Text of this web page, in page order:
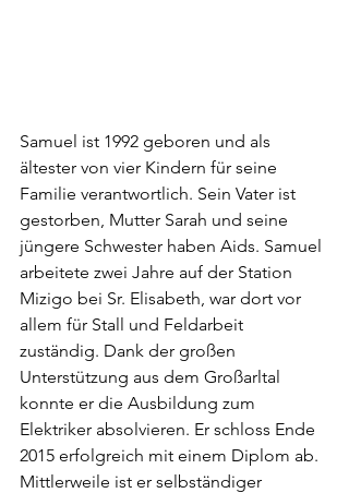
Samuel ist 1992 geboren und als
ältester von vier Kindern für seine
Familie verantwortlich. Sein Vater ist
gestorben, Mutter Sarah und seine
jüngere Schwester haben Aids. Samuel
arbeitete zwei Jahre auf der Station
Mizigo bei Sr. Elisabeth, war dort vor
allem für Stall und Feldarbeit
zuständig. Dank der großen
Unterstützung aus dem Großarltal
konnte er die Ausbildung zum
Elektriker absolvieren. Er schloss Ende
2015 erfolgreich mit einem Diplom ab.
Mittlerweile ist er selbständiger